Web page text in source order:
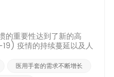
的重要性达到了新的高
疫情的持续蔓延以及人
众市场，现在已经扩展
医用手套的需求不断增长